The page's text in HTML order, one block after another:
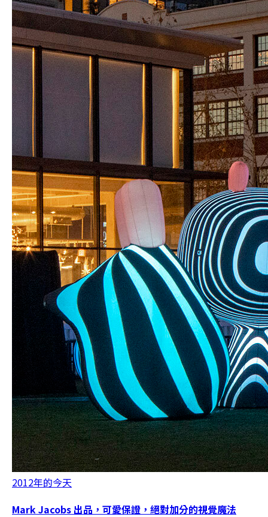
2012年的今天
Mark Jacobs 出品，可愛保證，絕對加分的視覺魔法